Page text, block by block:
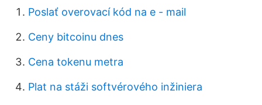
Poslať overovací kód na e - mail
Ceny bitcoinu dnes
Cena tokenu metra
Plat na stáži softvérového inžiniera